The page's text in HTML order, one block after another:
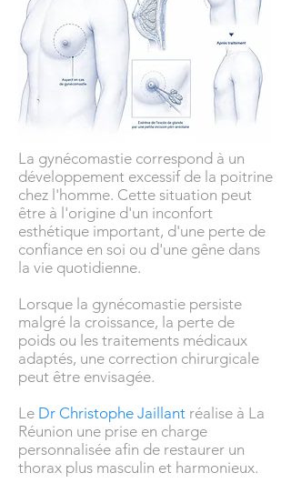
La gynécomastie correspond à un
développement excessif de la poitrine
chez l'homme. Cette situation peut
être à l'origine d'un inconfort
esthétique important, d'une perte de
confiance en soi ou d'une gêne dans
la vie quotidienne.
Lorsque la gynécomastie persiste
malgré la croissance, la perte de
poids ou les traitements médicaux
adaptés, une correction chirurgicale
peut être envisagée.
Le Dr Christophe Jaillant réalise à La
Réunion une prise en charge
personnalisée afin de restaurer un
thorax plus masculin et harmonieux.